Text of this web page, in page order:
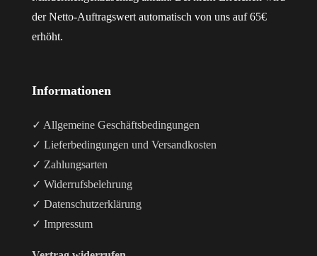
der Netto-Auftragswert automatisch von uns auf 65€
erhöht.
Informationen
✓ Allgemeine Geschäftsbedingungen
✓ Lieferbedingungen und Versandkosten
✓ Zahlungsarten
✓ Widerrufsbelehrung
✓ Datenschutzerklärung
✓ Impressum